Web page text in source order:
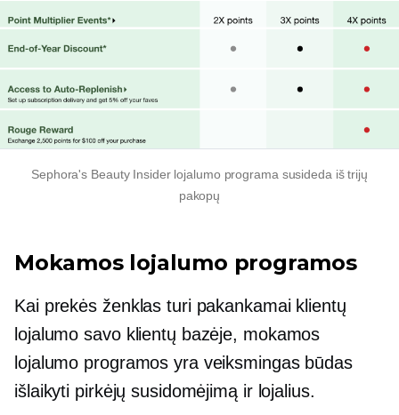
Sephora's Beauty Insider lojalumo programa susideda iš trijų
pakopų
Mokamos lojalumo programos
Kai prekės ženklas turi pakankamai klientų
lojalumo savo klientų bazėje, mokamos
lojalumo programos yra veiksmingas būdas
išlaikyti pirkėjų susidomėjimą ir lojalius.